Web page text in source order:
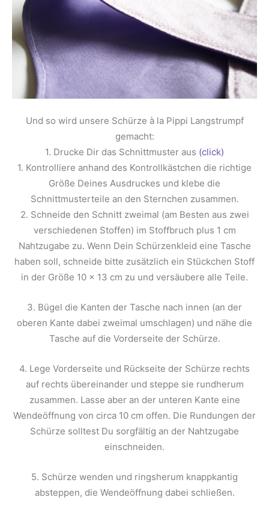
Und so wird unsere Schürze à la Pippi Langstrumpf
gemacht:
1. Drucke Dir das Schnittmuster aus (click)
1. Kontrolliere anhand des Kontrollkästchen die richtige
Größe Deines Ausdruckes und klebe die
Schnittmusterteile an den Sternchen zusammen.
2. Schneide den Schnitt zweimal (am Besten aus zwei
verschiedenen Stoffen) im Stoffbruch plus 1 cm
Nahtzugabe zu. Wenn Dein Schürzenkleid eine Tasche
haben soll, schneide bitte zusätzlich ein Stückchen Stoff
in der Größe 10 x 13 cm zu und versäubere alle Teile.
3. Bügel die Kanten der Tasche nach innen (an der
oberen Kante dabei zweimal umschlagen) und nähe die
Tasche auf die Vorderseite der Schürze.
4. Lege Vorderseite und Rückseite der Schürze rechts
auf rechts übereinander und steppe sie rundherum
zusammen. Lasse aber an der unteren Kante eine
Wendeöffnung von circa 10 cm offen. Die Rundungen der
Schürze solltest Du sorgfältig an der Nahtzugabe
einschneiden.
5. Schürze wenden und ringsherum knappkantig
absteppen, die Wendeöffnung dabei schließen.